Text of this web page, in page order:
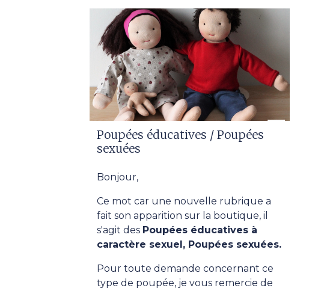
Poupées éducatives / Poupées
sexuées
Bonjour,
Ce mot car une nouvelle rubrique a
fait son apparition sur la boutique, il
s'agit des Poupées éducatives à
caractère sexuel, Poupées sexuées.
Pour toute demande concernant ce
type de poupée, je vous remercie de